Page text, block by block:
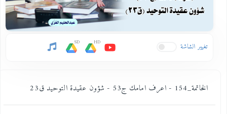
تغيير الشاشة HD
SD
الخاتمة_154 - اعرف امامك ج53 - شؤون عقيدة التوحيد ق23